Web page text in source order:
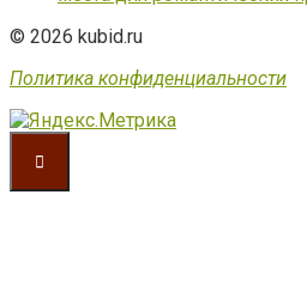
© 2026 kubid.ru
Политика конфиденциальности